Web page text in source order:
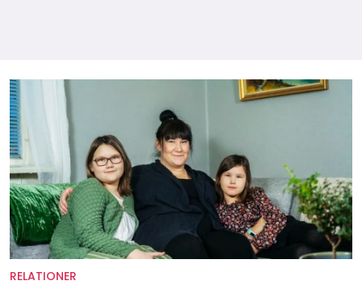
RELATIONER